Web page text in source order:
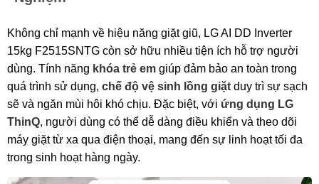
Không chỉ mạnh về hiệu năng giặt giũ, LG AI DD Inverter
15kg F2515SNTG còn sở hữu nhiều tiện ích hỗ trợ người
dùng. Tính năng khóa trẻ em giúp đảm bảo an toàn trong
quá trình sử dụng, chế độ vệ sinh lồng giặt duy trì sự sạch
sẽ và ngăn mùi hôi khó chịu. Đặc biệt, với ứng dụng LG
ThinQ, người dùng có thể dễ dàng điều khiển và theo dõi
máy giặt từ xa qua điện thoại, mang đến sự linh hoạt tối đa
trong sinh hoạt hàng ngày.